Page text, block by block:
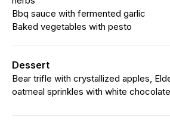
Bbq sauce with fermented garlic
Baked vegetables with pesto
Dessert
Bear trifle with crystallized apples,
oatmeal sprinkles with white chocolate